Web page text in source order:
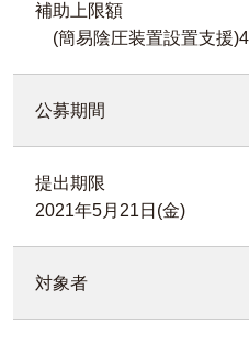
補助上限額
(簡易陰圧装置設置支援
公募期間
提出期限
2021年5月21日(金)
対象者